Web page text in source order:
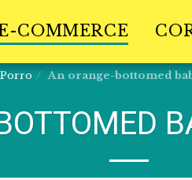
COMMERCE
An orange-bottomed